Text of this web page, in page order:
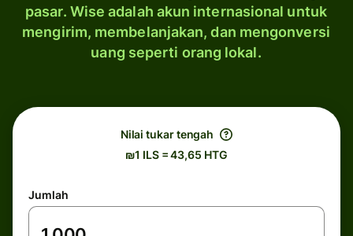
pasar. Wise adalah akun internasional untuk
mengirim, membelanjakan, dan mengonversi
uang seperti orang lokal.
Nilai tukar tengah
₪1 ILS = 43,65 HTG
Jumlah